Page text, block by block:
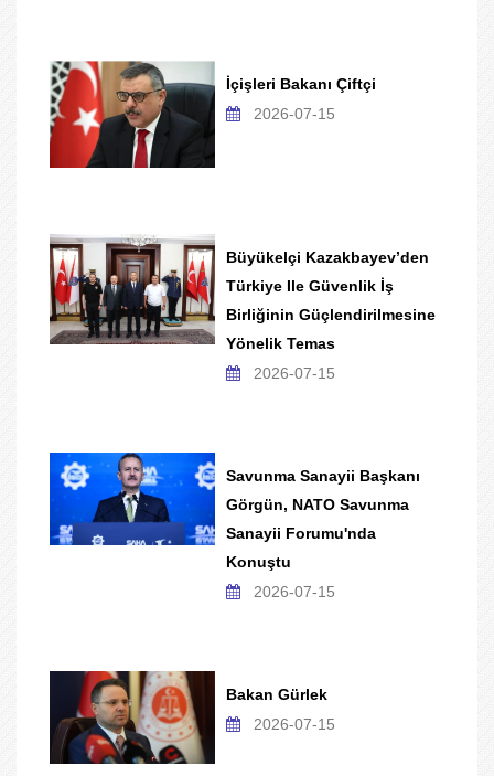
İçişleri Bakanı Çiftçi
2026-07-15
Büyükelçi Kazakbayev’den
Türkiye Ile Güvenlik İş
Birliğinin Güçlendirilmesine
Yönelik Temas
2026-07-15
Savunma Sanayii Başkanı
Görgün, NATO Savunma
Sanayii Forumu'nda
Konuştu
2026-07-15
Bakan Gürlek
2026-07-15